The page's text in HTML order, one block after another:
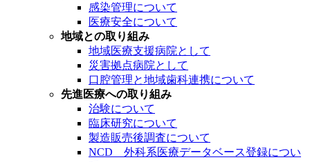
感染管理について
医療安全について
地域との取り組み
地域医療支援病院として
災害拠点病院として
口腔管理と地域歯科連携について
先進医療への取り組み
治験について
臨床研究について
製造販売後調査について
NCD 外科系医療データベース登録につい